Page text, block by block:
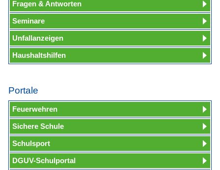
Fragen & Antworten
Seminare
Unfallanzeigen
Haushaltshilfen
Portale
Feuerwehren
Sichere Schule
Schulsport
DGUV-Schulportal